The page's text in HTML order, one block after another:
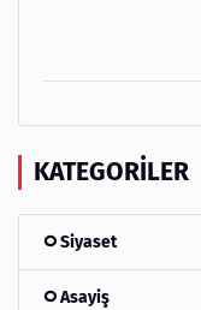
KATEGORILER
Siyaset
Asayiş